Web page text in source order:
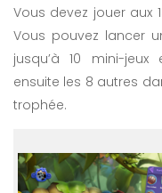
Vous devez jouer aux
Vous pouvez lancer
jusqu’à 10 mini-
ensuite les 8 autres
trophée.